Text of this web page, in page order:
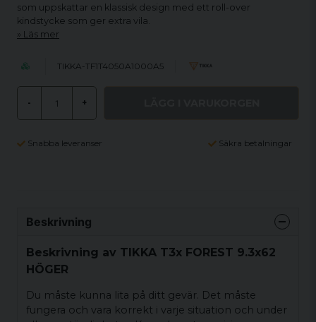
som uppskattar en klassisk design med ett roll-over
kindstycke som ger extra vila.
Läs mer
TIKKA-TF1T4050A1000A5
- +
Snabba leveranser Säkra betalningar
Beskrivning
Beskrivning av TIKKA T3x FOREST 9.3x62
HÖGER
Du måste kunna lita på ditt gevär. Det måste
fungera och vara korrekt i varje situation och under